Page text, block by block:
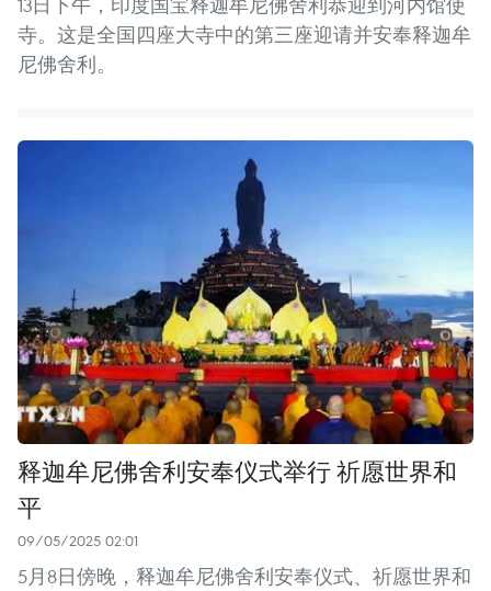
寺。这是全国四座大寺中的第三座迎请并安奉释迦牟
尼佛舍利。
释迦牟尼佛舍利安奉仪式举行 祈愿世界和
平
09/05/2025 02:01
5月8日傍晚，释迦牟尼佛舍利安奉仪式、祈愿世界和